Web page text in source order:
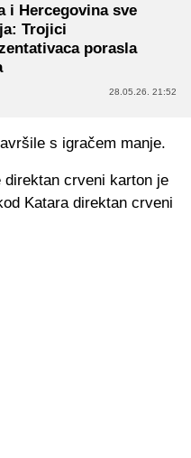
i Hercegovina sve
Trojici
porasla
28.05.26. 21:52
s igračem manje.
crveni karton je
Katara direktan crveni